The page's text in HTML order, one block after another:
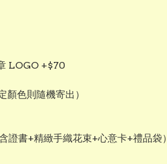
LOGO +$70
色則隨機寄出）
證書+精緻手織花束+心意卡+禮品袋